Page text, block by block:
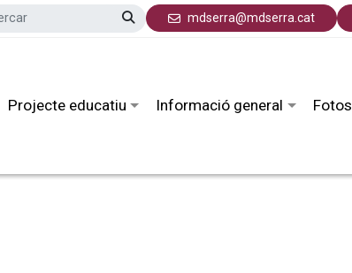
mdserra@mdserra.cat
Projecte educatiu Informació general Fotos